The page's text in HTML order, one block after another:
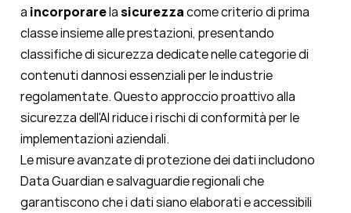
a incorporarelasicurezzacome criterio di prima
classe insieme alle prestazioni, presentando
classifiche di sicurezza dedicate nelle categorie di
contenuti dannosi essenziali per le industrie
regolamentate. Questo approccio proattivo alla
sicurezza dell'AI riduce i rischi di conformità per le
implementazioni aziendali.
Le misure avanzate di protezione dei dati includono
Data Guardian e salvaguardie regionali che
garantiscono che i dati siano elaborati e accessibili